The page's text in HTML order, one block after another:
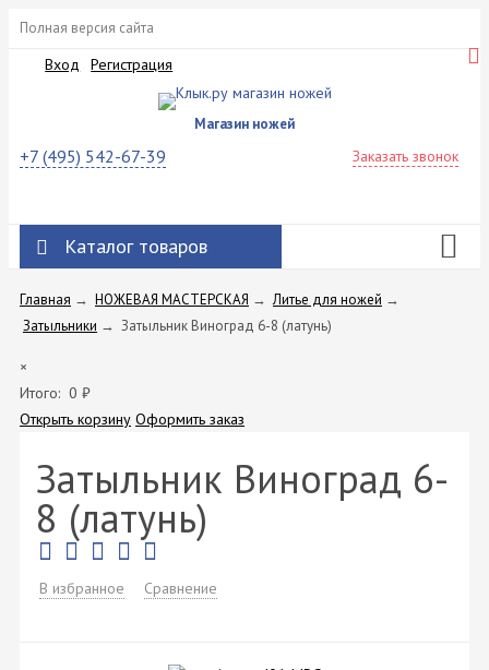
Полная версия сайта
Вход Регистрация
Магазин ножей
+7 (495) 542-67-39 Заказать звонок
Каталог товаров
Главная → НОЖЕВАЯ МАСТЕРСКАЯ → Литье для ножей →
Затыльники → Затыльник Виноград 6-8 (латунь)
×
Итого: 0 ₽
Открыть корзину Оформить заказ
Затыльник Виноград 6-
8 (латунь)
В избранное Сравнение